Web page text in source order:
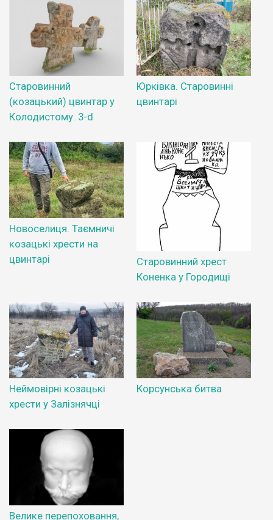
Старовинний
(козацький) цвинтар у
Колодистому. 3-d
Юрківка. Старовинні
цвинтарі
Новоселиця. Таємничі
козацькі хрести на
цвинтарі
Старовинний хрест
Коненка у Городищі
Неймовірні козацькі
хрести у Залізнячці
Корсунська битва
Велике перепоховання,